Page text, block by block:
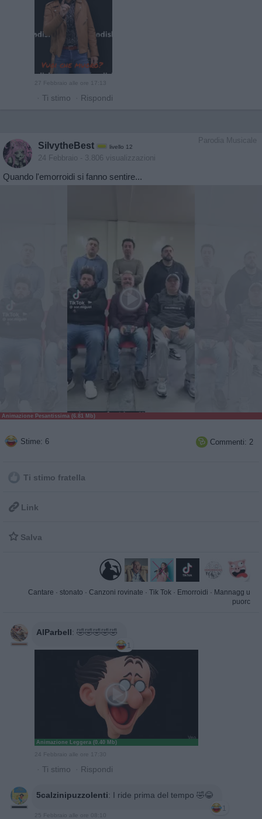
27 Febbraio alle ore 17:13
· Ti stimo · Rispondi
Parodia Musicale
SilvytheBest livello 12
24 Febbraio - 3.806 visualizzazioni
Quando l'emorroidi si fanno sentire...
Animazione Pesantissima (6.81 Mb)
Stime: 6  Commenti: 2
Ti stimo fratella
 Link
 Salva
Cantare · stonato · Canzoni rovinate · Tik Tok · Emorroidi · Mannagg u
puorc
AlParbell: 🤣🤣🤣🤣🤣
1
Animazione Leggera (0.40 Mb)
24 Febbraio alle ore 17:30
· Ti stimo · Rispondi
5calzinipuzzolenti: I ride prima del tempo 🤣😂
1
25 Febbraio alle ore 08:10